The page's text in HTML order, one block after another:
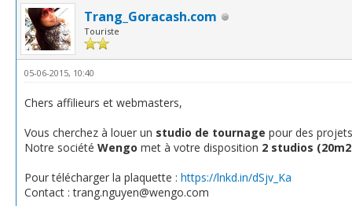
Trang_Goracash.com
Touriste
05-06-2015, 10:40
Chers affilieurs et webmasters,
Vous cherchez à louer un studio de tournage pour des
Notre société Wengo met à votre disposition 2 studios
Pour télécharger la plaquette : https://lnkd.in/dSjv_Ka
Contact : trang.nguyen@wengo.com